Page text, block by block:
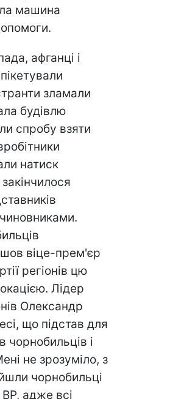
машина
афганці і
зламали
будівлю
спробу взяти
натиск
віце-прем'єр
регіонів цю
Лідер
Олександр
що підстав для
чорнобильців і
не зрозуміло, з
чорнобильці
ВР, адже всі